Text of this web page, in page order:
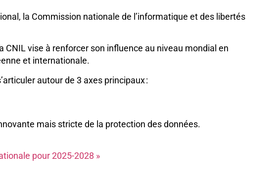
la Commission nationale de l’informatique et des libertés
vise à renforcer son influence au niveau mondial en
et internationale.
autour de 3 axes principaux :
mais stricte de la protection des données.
pour 2025-2028 »